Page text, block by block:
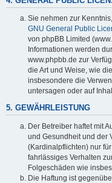
Sie nehmen zur
GNU General Public
von phpBB Limited
Informationen werden
www.phpbb.de zur
die Art und Weise, wie
insbesondere die
untersagen oder auf
5. GEWÄHRLEISTUNG
Der Betreiber haftet mit
und Gesundheit und der
(Kardinalpflichten) nur
fahrlässiges Verhalten
Folgeschäden wie
Die Haftung ist